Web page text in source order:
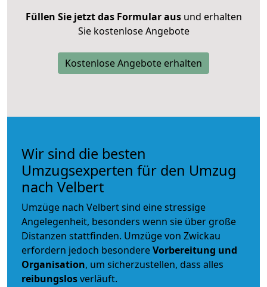
Füllen Sie jetzt das Formular ausund erhalten
Sie kostenlose Angebote
Kostenlose Angebote erhalten
Wir sind die besten
Umzugsexperten für den Umzug
nach Velbert
Umzüge nach Velbert sind eine stressige
Angelegenheit, besonders wenn sie über große
Distanzen stattfinden. Umzüge von Zwickau
erfordern jedoch besondereVorbereitung und
Organisation, um sicherzustellen, dass alles
reibungslosverläuft.